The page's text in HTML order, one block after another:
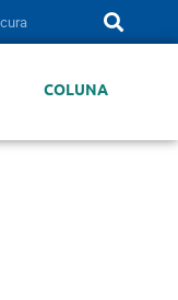
COLUNA